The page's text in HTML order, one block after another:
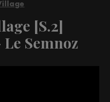
[S.2]
Le Semnoz